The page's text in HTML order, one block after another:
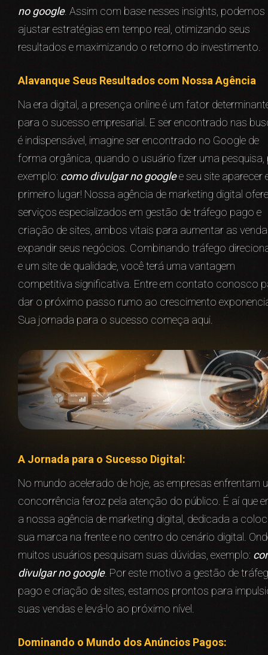
no google. Assim com base nesses insights, podemos
ajustar estratégias em tempo real, otimizando seus
resultados e maximizando o retorno do investimento.
Alavanque Seus Resultados com Nossa Agência
Na era digital, a presença online é um fator
para o sucesso empresarial. E ser encontrado nas
é indispensável, imagine ser encontrado no Google de
forma orgânica, quando o usuário fizer uma pesquisa,
exemplo: como divulgar no googlee seu site aparecer
primeiro lugar! Nossa agência de marketing digital
serviços especializados em gestão de tráfego pago e
criação de sites, ambos vitais para aumentar as
expandir seus negócios. Combinando tráfego
e um site de qualidade, você terá uma vantagem
competitiva significativa. Entre em contato conosco
dar o próximo passo rumo ao crescimento
Sua jornada para o sucesso começa aqui.
A Jornada para o Sucesso Digital:
No mundo acelerado de hoje, as empresas enfrentam
concorrência feroz pela atenção do público. É aí que
a nossa agência de marketing digital, dedicada a
sua marca na frente e no centro do cenário digital.
muitos usuários pesquisam suas dúvidas, exemplo:
divulgar no google. Por este motivo a gestão de
pago e criação de sites, estamos prontos para
suas vendas e levá-lo ao próximo nível.
Dominando o Mundo dos Anúncios Pagos: